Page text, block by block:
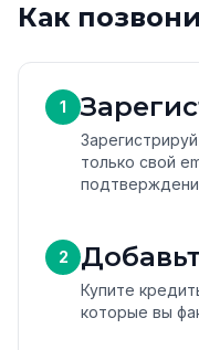
Как
1
только свой
2
Купите
которые вы